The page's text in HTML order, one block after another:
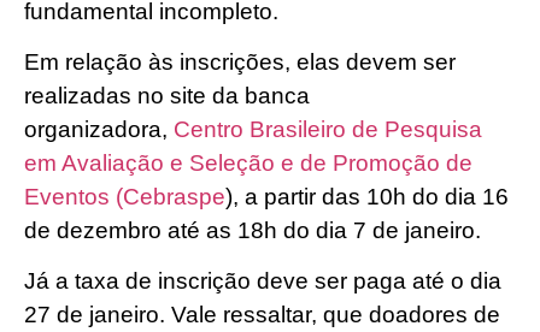
fundamental incompleto.
Em relação às inscrições, elas devem ser
realizadas no site da banca
organizadora, Centro Brasileiro de Pesquisa
em Avaliação e Seleção e de Promoção de
Eventos (Cebraspe), a partir das 10h do dia 16
de dezembro até as 18h do dia 7 de janeiro.
Já a taxa de inscrição deve ser paga até o dia
27 de janeiro. Vale ressaltar, que doadores de